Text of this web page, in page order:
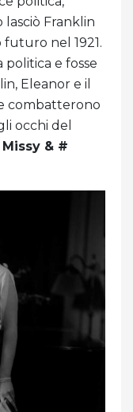
Franklin
nel 1921.
politica e fosse
Eleanor e il
combatterono
occhi del
Missy & #